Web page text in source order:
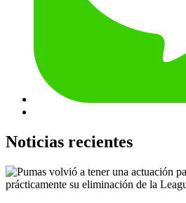
Noticias recientes